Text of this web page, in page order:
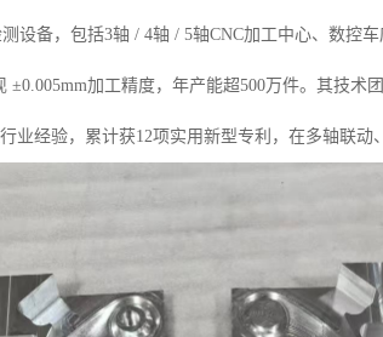
设备，包括3轴 / 4轴 / 5轴CNC加工中心、数控
加工精度，年产能超500万件。其技术
业经验，累计获12项实用新型专利，在多轴联动